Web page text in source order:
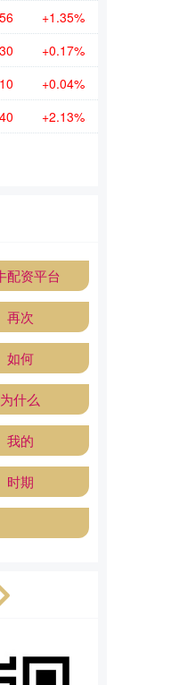
+1.35%
+0.17%
+0.04%
+2.13%
配资平台
再次
如何
为什么
我的
时期